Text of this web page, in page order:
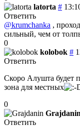
latorta #
Ответить
@krumchanka ,
сильный, чем от
0
kolobok #
Ответить
Скоро Алушта будет
зона для местных
0
Grajdanin
Ответить